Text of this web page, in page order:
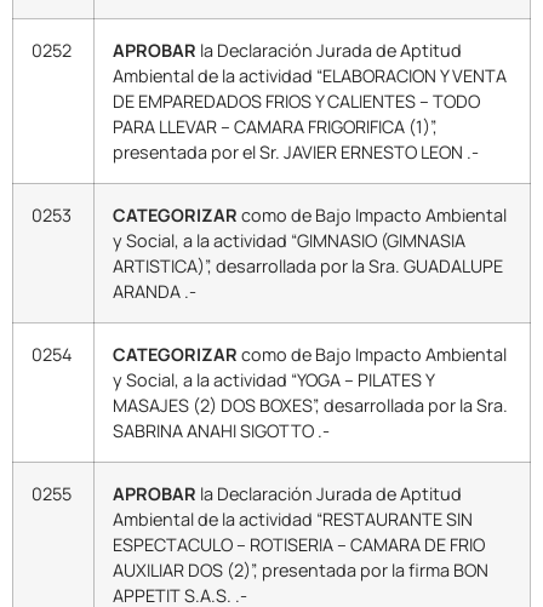
0252 APROBAR la Declaración Jurada de Aptitud
Ambiental de la actividad “ELABORACION Y VENTA
DE EMPAREDADOS FRIOS Y CALIENTES – TODO
PARA LLEVAR – CAMARA FRIGORIFICA (1)”,
presentada por el Sr. JAVIER ERNESTO LEON .-
0253 CATEGORIZAR como de Bajo Impacto Ambiental
y Social, a la actividad “GIMNASIO (GIMNASIA
ARTISTICA)”, desarrollada por la Sra. GUADALUPE
ARANDA .-
0254 CATEGORIZAR como de Bajo Impacto Ambiental
y Social, a la actividad “YOGA – PILATES Y
MASAJES (2) DOS BOXES”, desarrollada por la Sra.
SABRINA ANAHI SIGOTTO .-
0255 APROBAR la Declaración Jurada de Aptitud
Ambiental de la actividad “RESTAURANTE SIN
ESPECTACULO – ROTISERIA – CAMARA DE FRIO
AUXILIAR DOS (2)”, presentada por la firma BON
APPETIT S.A.S. .-